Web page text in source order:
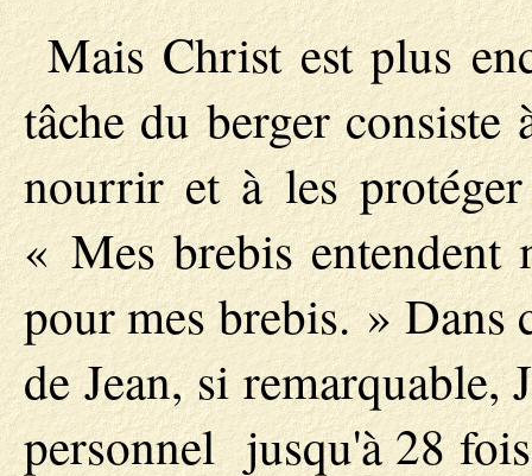
Mais Christ est plus
tâche du berger
nourrir et à les
« Mes brebis
pour mes brebis. » Dans
de Jean, si
personnel jusqu'à 28